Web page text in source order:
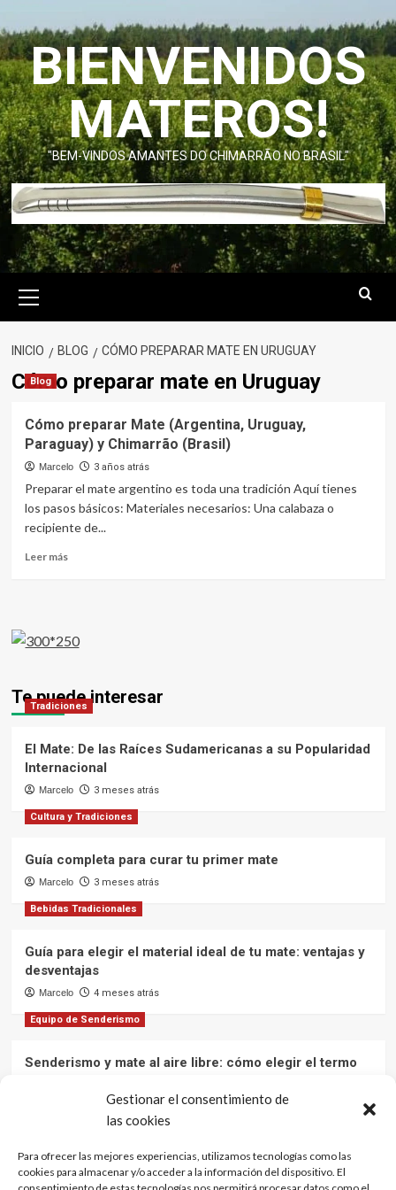
Gestionar el consentimiento de
las cookies
Para ofrecer las mejores experiencias, utilizamos tecnologías como las
cookies para almacenar y/o acceder a la información del dispositivo. El
al
contenidoBIENVENIDOS
MATEROS!
"BEM-VINDOS AMANTES DO CHIMARRÃO NO BRASIL"
primario
INICIO BLOG CÓMO PREPARAR MATE EN URUGUAY
Cómo preparar mate en Uruguay
Blog
Cómo preparar Mate (Argentina, Uruguay,
Paraguay) y Chimarrão (Brasil)
Marcelo 3 años atrás
Preparar el mate argentino es toda una tradición Aquí tienes
los pasos básicos: Materiales necesarios: Una calabaza o
recipiente de...
Leer másLeer
Mate
Paraguay)
y
Te puede interesar
Tradiciones
El Mate: De las Raíces Sudamericanas a su Popularidad
Internacional
Marcelo 3 meses atrás
Cultura y Tradiciones
Guía completa para curar tu primer mate
Marcelo 3 meses atrás
Bebidas Tradicionales
Guía para elegir el material ideal de tu mate: ventajas y
desventajas
Marcelo 4 meses atrás
Equipo de Senderismo
Senderismo y mate al aire libre: cómo elegir el termo
12 meses atrás
El mate: una bebida que une culturas